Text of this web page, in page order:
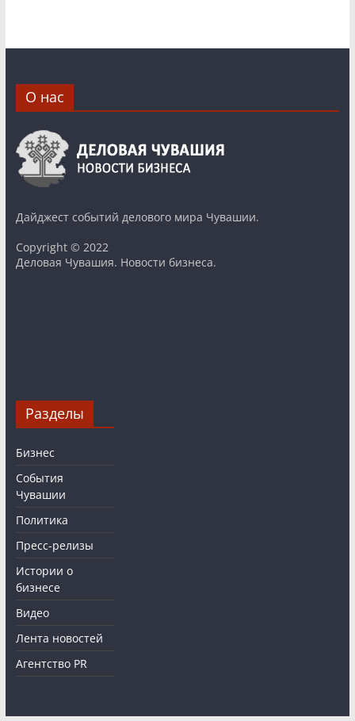
О нас
Дайджест событий делового мира Чувашии.
Copyright © 2022
Деловая Чувашия. Новости бизнеса.
Разделы
Бизнес
События
Чувашии
Политика
Пресс-релизы
Истории о
бизнесе
Видео
Лента новостей
Агентство PR